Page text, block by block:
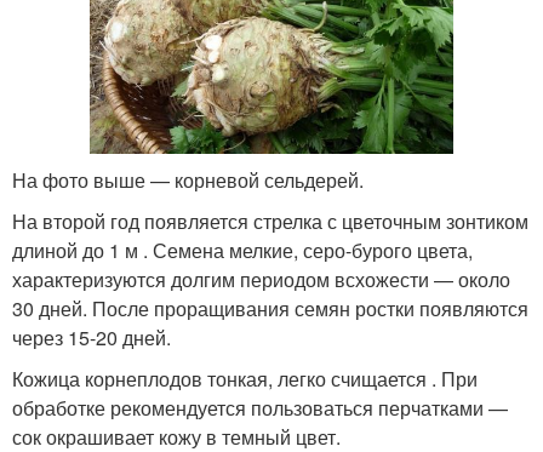
На фото выше — корневой сельдерей.
На второй год появляется стрелка с цветочным зонтиком
длиной до 1 м . Семена мелкие, серо-бурого цвета,
характеризуются долгим периодом всхожести — около
30 дней. После проращивания семян ростки появляются
через 15-20 дней.
Кожица корнеплодов тонкая, легко счищается . При
обработке рекомендуется пользоваться перчатками —
сок окрашивает кожу в темный цвет.